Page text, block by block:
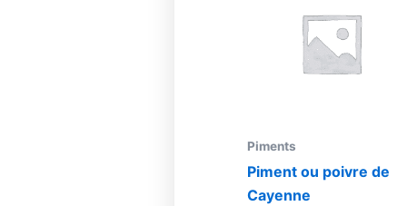
Piments
Piment ou poivre de
Cayenne